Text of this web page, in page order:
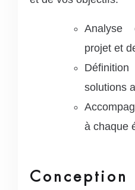
Analyse
projet et
solutions
à chaque
Conception